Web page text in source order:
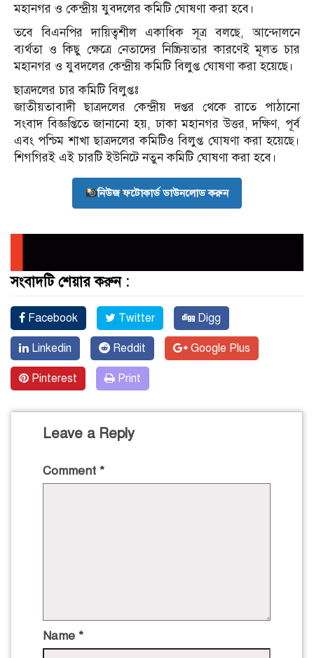
মহানগর ও কেন্দ্রীয় যুবদলের কমিটি ঘোষণা করা হবে।
তবে বিএনপির দায়িত্বশীল একাধিক সূত্র বলছে, আন্দোলনে
ব্যর্থতা ও কিছু ক্ষেত্রে নেতাদের নিষ্ক্রিয়তার কারণেই মূলত চার
মহানগর ও যুবদলের কেন্দ্রীয় কমিটি বিলুপ্ত ঘোষণা করা হয়েছে।
ছাত্রদলের চার কমিটি বিলুপ্তঃ
জাতীয়তাবাদী ছাত্রদলের কেন্দ্রীয় দপ্তর থেকে রাতে পাঠানো
সংবাদ বিজ্ঞপ্তিতে জানানো হয়, ঢাকা মহানগর উত্তর, দক্ষিণ, পূর্ব
এবং পশ্চিম শাখা ছাত্রদলের কমিটিও বিলুপ্ত ঘোষণা করা হয়েছে।
শিগগিরই এই চারটি ইউনিটে নতুন কমিটি ঘোষণা করা হবে।
নিউজ ফটোকার্ড ডাউনলোড করুন
সংবাদটি শেয়ার করুন :
Facebook Twitter Digg
Linkedin Reddit Google Plus
Pinterest Print
Leave a Reply
Comment *
Name *